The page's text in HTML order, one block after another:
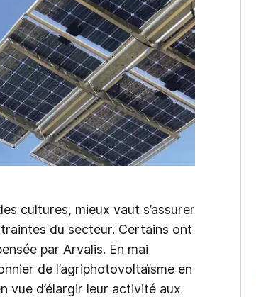
cultures, mieux vaut s’assurer
du secteur. Certains ont
par Arvalis. En mai
de l’agriphotovoltaïsme en
vue d’élargir leur activité aux